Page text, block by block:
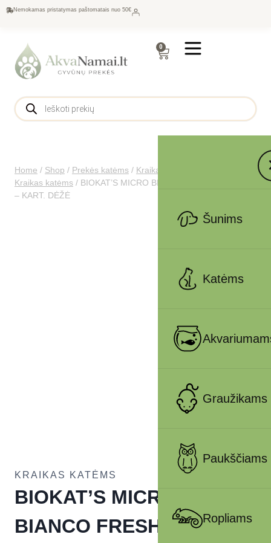
Nemokamas pristatymas paštomatais nuo 50€
0
Šunims
Katėms
Graužikams
Paukščiams
Ropliams
Home / Shop / Prekės katėms / Kraikas ir tualetai katėms
Kraikas katėms / BIOKAT’S MICRO BIANCO FRESH EXTRA 6lt
– KART. DĖŽĖ
KRAIKAS KATĖMS
BIOKAT’S MICRO
BIANCO FRESH EXTRA